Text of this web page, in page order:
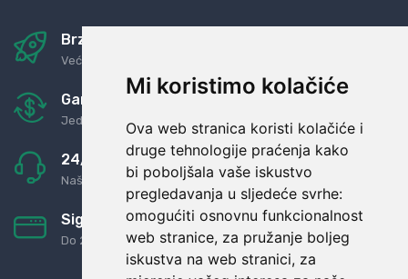
Mi koristimo kolačiće
Ova web stranica koristi kolačiće i
druge tehnologije praćenja kako
bi poboljšala vaše iskustvo
pregledavanja u sljedeće svrhe:
omogućiti osnovnu funkcionalnost
web stranice, za pružanje boljeg
iskustva na web stranici, za
Brza i sigurna dostava
Već za nekoliko dana kod vas
Garancija u povrat novaca
Jednostavno pravilo: Roba za novac
24/7 odlična podrška
Naši agenti uvijek na raspolaganju
Sigurno obročno plaćanje
Do 24 rata bez kamata